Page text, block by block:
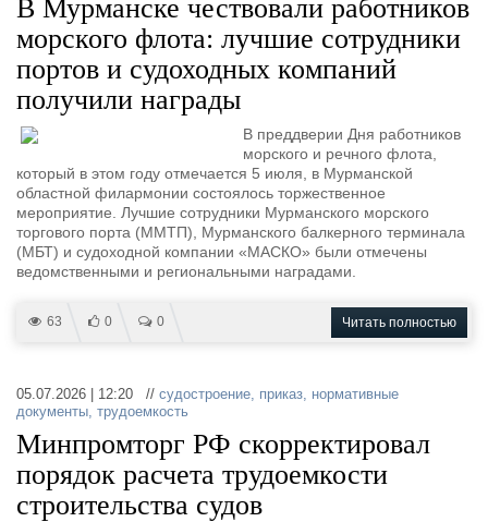
В Мурманске чествовали работников
морского флота: лучшие сотрудники
портов и судоходных компаний
получили награды
В преддверии Дня работников
морского и речного флота,
который в этом году отмечается 5 июля, в Мурманской
областной филармонии состоялось торжественное
мероприятие. Лучшие сотрудники Мурманского морского
торгового порта (ММТП), Мурманского балкерного терминала
(МБТ) и судоходной компании «МАСКО» были отмечены
ведомственными и региональными наградами.
63 0 0 Читать полностью
05.07.2026 | 12:20 // судостроение, приказ, нормативные
документы, трудоемкость
Минпромторг РФ скорректировал
порядок расчета трудоемкости
строительства судов